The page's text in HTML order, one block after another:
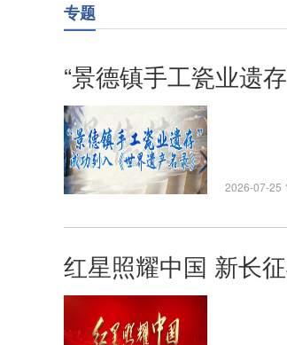
专题
“景德镇手工瓷业遗
2026-07-25
红星照耀中国 新长